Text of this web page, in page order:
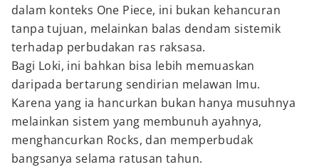
dalam konteks One Piece, ini bukan kehancuran
tanpa tujuan, melainkan balas dendam sistemik
terhadap perbudakan ras raksasa.
Bagi Loki, ini bahkan bisa lebih memuaskan
daripada bertarung sendirian melawan Imu.
Karena yang ia hancurkan bukan hanya musuhnya
melainkan sistem yang membunuh ayahnya,
menghancurkan Rocks, dan memperbudak
bangsanya selama ratusan tahun.